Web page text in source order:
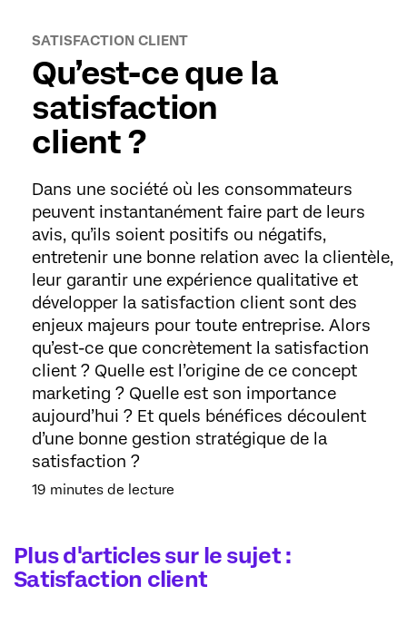
SATISFACTION CLIENT
Qu’est-ce que la
satisfaction
client ?
Dans une société où les consommateurs
peuvent instantanément faire part de leurs
avis, qu’ils soient positifs ou négatifs,
entretenir une bonne relation avec la clientèle,
leur garantir une expérience qualitative et
développer la satisfaction client sont des
enjeux majeurs pour toute entreprise. Alors
qu’est-ce que concrètement la satisfaction
client ? Quelle est l’origine de ce concept
marketing ? Quelle est son importance
aujourd’hui ? Et quels bénéfices découlent
d’une bonne gestion stratégique de la
satisfaction ?
19 minutes de lecture
Plus d'articles sur le sujet :
Satisfaction client